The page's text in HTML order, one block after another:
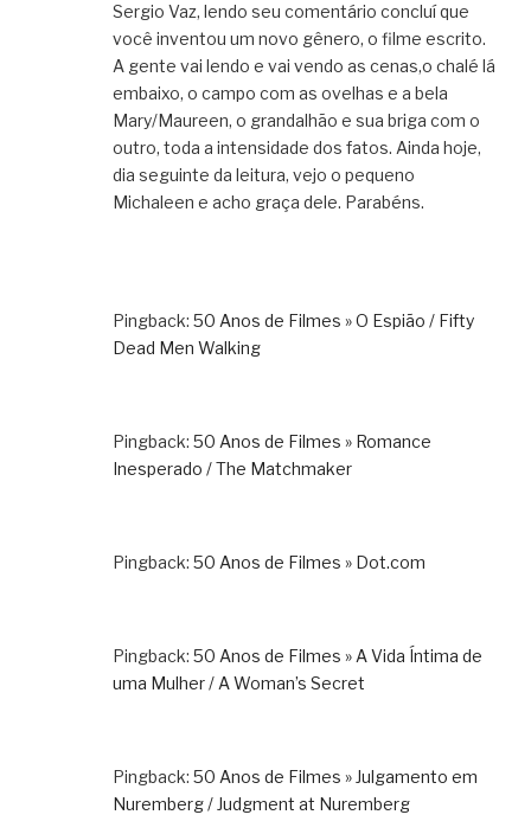
Sergio Vaz, lendo seu comentário concluí que
você inventou um novo gênero, o filme escrito.
A gente vai lendo e vai vendo as cenas,o chalé lá
embaixo, o campo com as ovelhas e a bela
Mary/Maureen, o grandalhão e sua briga com o
outro, toda a intensidade dos fatos. Ainda hoje,
dia seguinte da leitura, vejo o pequeno
Michaleen e acho graça dele. Parabéns.
Pingback: 50 Anos de Filmes » O Espião / Fifty
Dead Men Walking
Pingback: 50 Anos de Filmes » Romance
Inesperado / The Matchmaker
Pingback: 50 Anos de Filmes » Dot.com
Pingback: 50 Anos de Filmes » A Vida Íntima de
uma Mulher / A Woman’s Secret
Pingback: 50 Anos de Filmes » Julgamento em
Nuremberg / Judgment at Nuremberg